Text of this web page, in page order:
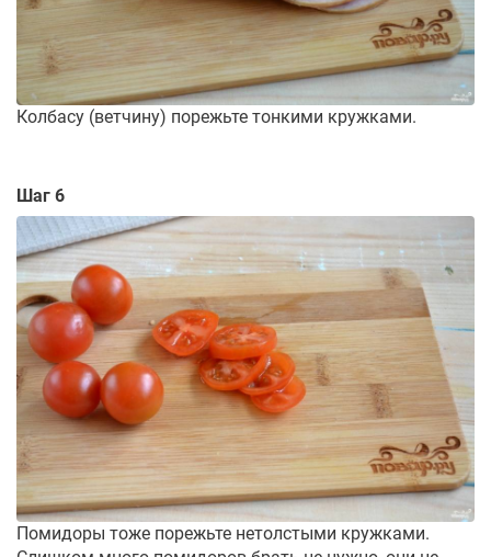
Колбасу (ветчину) порежьте тонкими кружками.
Шаг 6
Помидоры тоже порежьте нетолстыми кружками.